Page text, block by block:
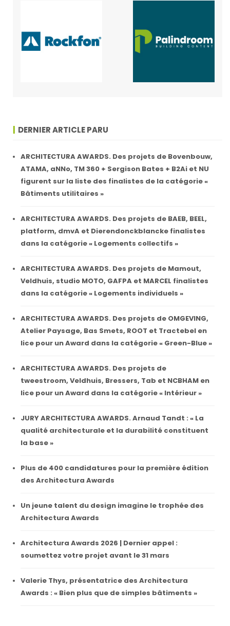
DERNIER ARTICLE PARU
ARCHITECTURA AWARDS. Des projets de Bovenbouw,
ATAMA, aNNo, TM 360 + Sergison Bates + B2Ai et NU
figurent sur la liste des finalistes de la catégorie «
Bâtiments utilitaires »
ARCHITECTURA AWARDS. Des projets de BAEB, BEEL,
platform, dmvA et Dierendonckblancke finalistes
dans la catégorie « Logements collectifs »
ARCHITECTURA AWARDS. Des projets de Mamout,
Veldhuis, studio MOTO, GAFPA et MARCEL finalistes
dans la catégorie « Logements individuels »
ARCHITECTURA AWARDS. Des projets de OMGEVING,
Atelier Paysage, Bas Smets, ROOT et Tractebel en
lice pour un Award dans la catégorie « Green-Blue »
ARCHITECTURA AWARDS. Des projets de
tweestroom, Veldhuis, Bressers, Tab et NCBHAM en
lice pour un Award dans la catégorie « Intérieur »
JURY ARCHITECTURA AWARDS. Arnaud Tandt : « La
qualité architecturale et la durabilité constituent
la base »
Plus de 400 candidatures pour la première édition
des Architectura Awards
Un jeune talent du design imagine le trophée des
Architectura Awards
Architectura Awards 2026 | Dernier appel :
soumettez votre projet avant le 31 mars
Valerie Thys, présentatrice des Architectura
Awards : « Bien plus que de simples bâtiments »